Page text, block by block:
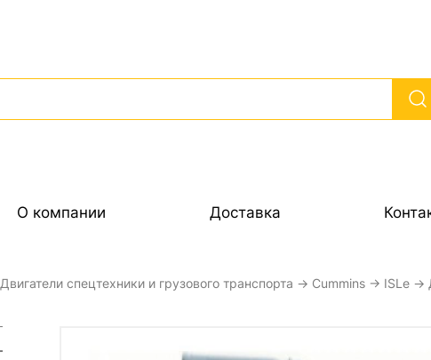
О компании Доставка
Двигатели спецтехники и грузового транспорта → Cummins → ISLe →